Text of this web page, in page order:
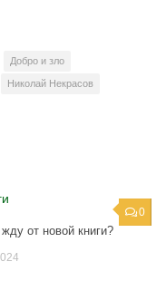
Добро и зло
Николай Некрасов
0
от новой книги?